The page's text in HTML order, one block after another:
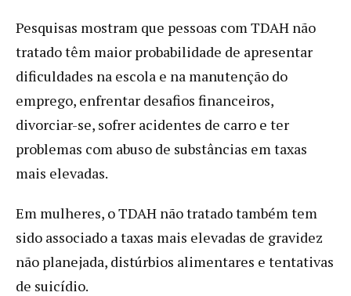
Pesquisas mostram que pessoas com TDAH não
tratado têm maior probabilidade de apresentar
dificuldades na escola e na manutenção do
emprego, enfrentar desafios financeiros,
divorciar-se, sofrer acidentes de carro e ter
problemas com abuso de substâncias em taxas
mais elevadas.
Em mulheres, o TDAH não tratado também tem
sido associado a taxas mais elevadas de gravidez
não planejada, distúrbios alimentares e tentativas
de suicídio.